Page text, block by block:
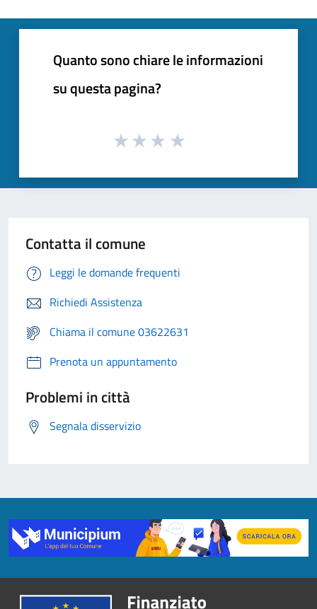
Quanto sono chiare le informazioni
su questa pagina?
Contatta il comune
Leggi le domande frequenti
Richiedi Assistenza
Chiama il comune 03622631
Prenota un appuntamento
Problemi in città
Segnala disservizio